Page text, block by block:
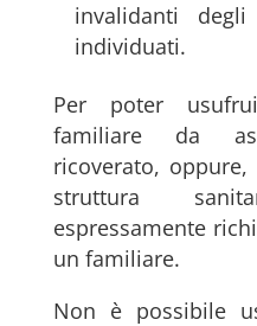
invalidanti
individuati.
Per poter
familiare da
ricoverato,
struttura
espressamente
un familiare.
Non è possibile